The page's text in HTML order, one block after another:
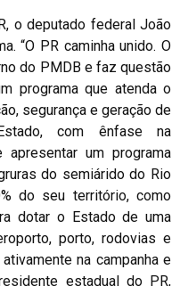
o deputado federal João
“O PR caminha unido. O
do PMDB e faz questão
programa que atenda o
segurança e geração de
com ênfase na
apresentar um programa
do semiárido do Rio
do seu território, como
dotar o Estado de uma
porto, rodovias e
na campanha e
estadual do PR,